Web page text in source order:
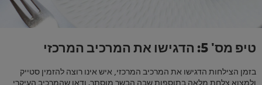
טיפ מס' 5: הדגישו את המרכיב המרכזי
בזמן הצילחות הדגישו את המרכיב המרכזי, איש אינו רוצה להזמין סטייק
ולמצוא צלחת מלאה בתוספות שבה הבשר מוסתר. ודאו שהמרכיב העיקרי